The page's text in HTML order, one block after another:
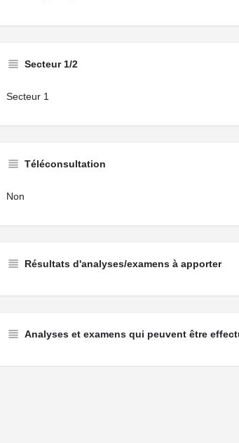
Secteur 1/2
Secteur 1
Téléconsultation
Non
Résultats d'analyses/examens à apporter
Analyses et examens qui peuvent être